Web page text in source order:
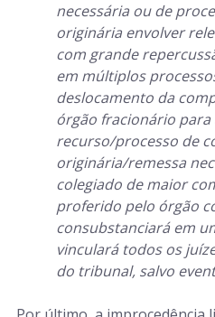
necessária ou de
originária envolver
com grande
em múltiplos
deslocamento da
órgão fracionário para
recurso/processo de
originária/remessa
colegiado de maior
proferido pelo órgão
consubstanciará em
vinculará todos os
do tribunal, salvo